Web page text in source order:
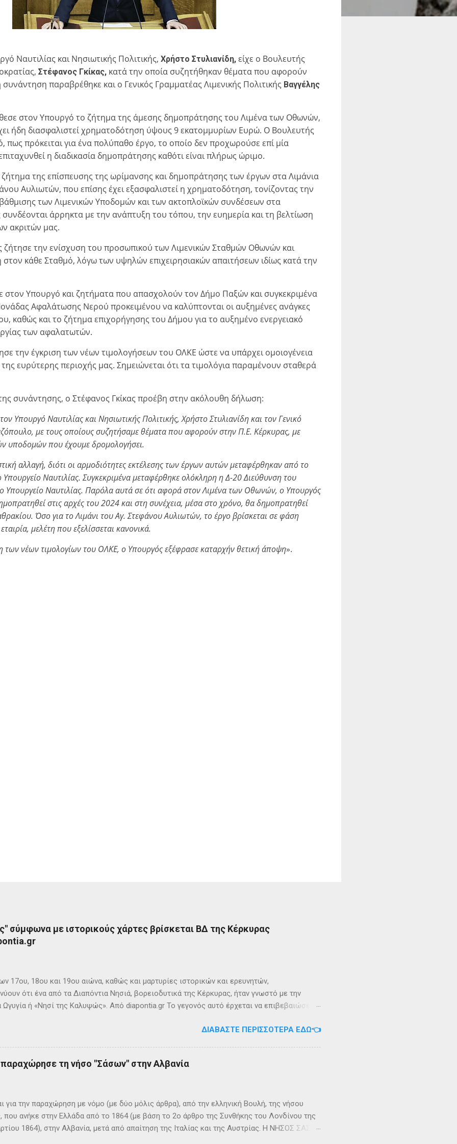
Ναυτιλίας και Νησιωτικής Πολιτικής, Χρήστο Στυλιανίδη, είχε ο Βουλευτής
Στέφανος Γκίκας, κατά την οποία συζητήθηκαν θέματα που αφορούν
παραβρέθηκε και ο Γενικός Γραμματέας Λιμενικής Πολιτικής Βαγγέλης
έθεσε στον Υπουργό το ζήτημα της άμεσης δημοπράτησης του Λιμένα των Οθωνών,
ήδη διασφαλιστεί χρηματοδότηση ύψους 9 εκατομμυρίων Ευρώ. Ο Βουλευτής
πρόκειται για ένα πολύπαθο έργο, το οποίο δεν προχωρούσε επί μία
η διαδικασία δημοπράτησης καθότι είναι πλήρως ώριμο.
ζήτημα της επίσπευσης της ωρίμανσης και δημοπράτησης των έργων στα Λιμάνια
Αυλιωτών, που επίσης έχει εξασφαλιστεί η χρηματοδότηση, τονίζοντας την
των Λιμενικών Υποδομών και των ακτοπλοϊκών συνδέσεων στα
άρρηκτα με την ανάπτυξη του τόπου, την ευημερία και τη βελτίωση
ακριτών μας.
ζήτησε την ενίσχυση του προσωπικού των Λιμενικών Σταθμών Οθωνών και
κάθε Σταθμό, λόγω των υψηλών επιχειρησιακών απαιτήσεων ιδίως κατά την
στον Υπουργό και ζητήματα που απασχολούν τον Δήμο Παξών και συγκεκριμένα
Αφαλάτωσης Νερού προκειμένου να καλύπτονται οι αυξημένες ανάγκες
καθώς και το ζήτημα επιχορήγησης του Δήμου για το αυξημένο ενεργειακό
των αφαλατωτών.
την έγκριση των νέων τιμολογήσεων του ΟΛΚΕ ώστε να υπάρχει ομοιογένεια
ευρύτερης περιοχής μας. Σημειώνεται ότι τα τιμολόγια παραμένουν σταθερά
συνάντησης, ο Στέφανος Γκίκας προέβη στην ακόλουθη δήλωση:
Υπουργό Ναυτιλίας και Νησιωτικής Πολιτικής, Χρήστο Στυλιανίδη και τον Γενικό
με τους οποίους συζητήσαμε θέματα που αφορούν στην Π.Ε. Κέρκυρας, με
υποδομών που έχουμε δρομολογήσει.
αλλαγή, διότι οι αρμοδιότητες εκτέλεσης των έργων αυτών μεταφέρθηκαν από το
Ναυτιλίας. Συγκεκριμένα μεταφέρθηκε ολόκληρη η Δ-20 Διεύθυνση του
Υπουργείο Ναυτιλίας. Παρόλα αυτά σε ότι αφορά στον Λιμένα των Οθωνών, ο Υπουργός
στις αρχές του 2024 και στη συνέχεια, μέσα στο χρόνο, θα δημοπρατηθεί
Όσο για το Λιμάνι του Αγ. Στεφάνου Αυλιωτών, το έργο βρίσκεται σε φάση
μελέτη που εξελίσσεται κανονικά.
των νέων τιμολογίων του ΟΛΚΕ, ο Υπουργός εξέφρασε καταρχήν θετική άποψη».
σύμφωνα με ιστορικούς χάρτες βρίσκεται ΒΔ της Κέρκυρας
17ου, 18ου και 19ου αιώνα, καθώς και μαρτυρίες ιστορικών και ερευνητών,
ότι ένα από τα Διαπόντια Νησιά, βορειοδυτικά της Κέρκυρας, ήταν γνωστό με την
Ωγυγία ή «Νησί της Καλυψώς». Από diapontia.gr Το γεγονός αυτό έρχεται να επιβεβαιώσει
οι Οθωνοί ήταν το νησί της νύμφης Καλυψούς , κόρης του Άτλαντα η οποία ζούσε σε μία
το νησί Ὠγυγία , στο οποίο υπήρχε έντονη ευωδία από κυπαρίσσι. Φεύγωντας ο
ΔΙΑΒΆΣΤΕ ΠΕΡΙΣΣΌΤΕΡΑ ΕΔΏ👈
τη νήσο "Σάσων" στην Αλβανία
για την παραχώρηση με νόμο (με δύο μόλις άρθρα), από την ελληνική Βουλή, της νήσου
ανήκε στην Ελλάδα από το 1864 (με βάση το 2ο άρθρο της Συνθήκης του Λονδίνου της
1864), στην Αλβανία, μετά από απαίτηση της Ιταλίας και της Αυστρίας. Η ΝΗΣΟΣ ΣΑΣΩΝ